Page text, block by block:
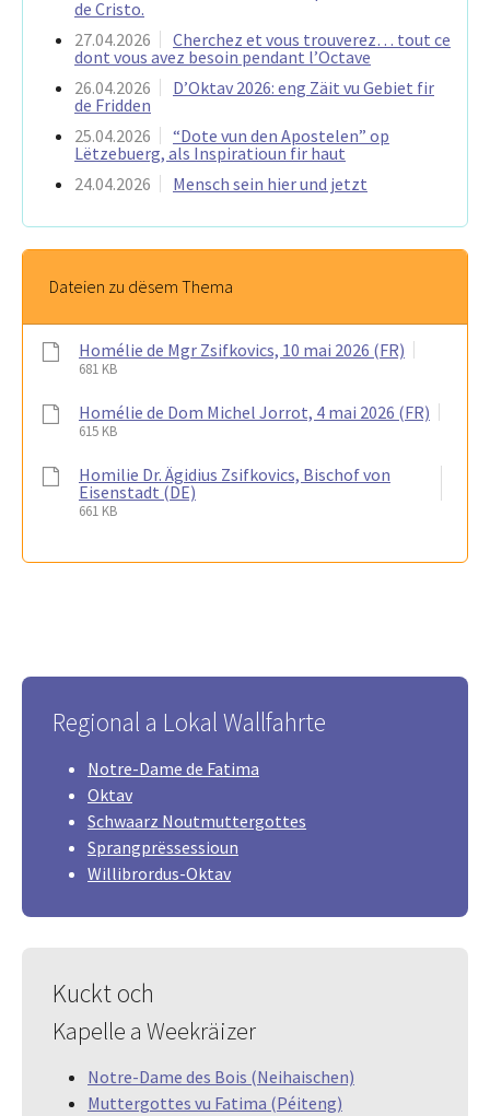
de Cristo.
27.04.2026
Cherchez et vous trouverez… tout ce
dont vous avez besoin pendant l’Octave
26.04.2026
D’Oktav 2026: eng Zäit vu Gebiet fir
de Fridden
25.04.2026
“Dote vun den Apostelen” op
Lëtzebuerg, als Inspiratioun fir haut
24.04.2026
Mensch sein hier und jetzt
Dateien zu dësem Thema
Homélie de Mgr Zsifkovics, 10 mai 2026 (FR)
681 KB
Homélie de Dom Michel Jorrot, 4 mai 2026 (FR)
615 KB
Homilie Dr. Ägidius Zsifkovics, Bischof von
Eisenstadt (DE)
661 KB
Regional a Lokal Wallfahrte
Notre-Dame de Fatima
Oktav
Schwaarz Noutmuttergottes
Sprangprëssessioun
Willibrordus-Oktav
Kuckt och
Kapelle a Weekräizer
Notre-Dame des Bois (Neihaischen)
Muttergottes vu Fatima (Péiteng)